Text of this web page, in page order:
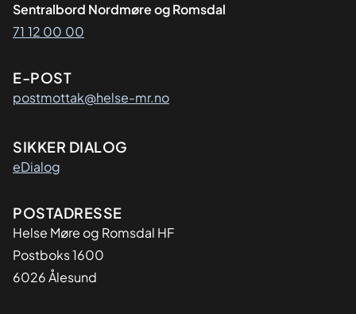
Sentralbord Nordmøre og Romsdal
71 12 00 00
E-POST
postmottak@helse-mr.no
SIKKER DIALOG
eDialog
Adresse
POSTADRESSE
Helse Møre og Romsdal HF
Postboks 1600
6026 Ålesund